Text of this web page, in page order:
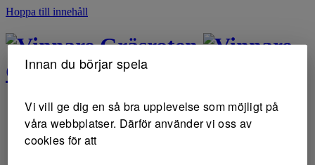
Hoppa till innehåll
Gräsroten
Gräsroten
Innan du börjar spela
Vi vill ge dig en så bra upplevelse som möjligt på
våra webbplatser. Därför använder vi oss av
cookies för att